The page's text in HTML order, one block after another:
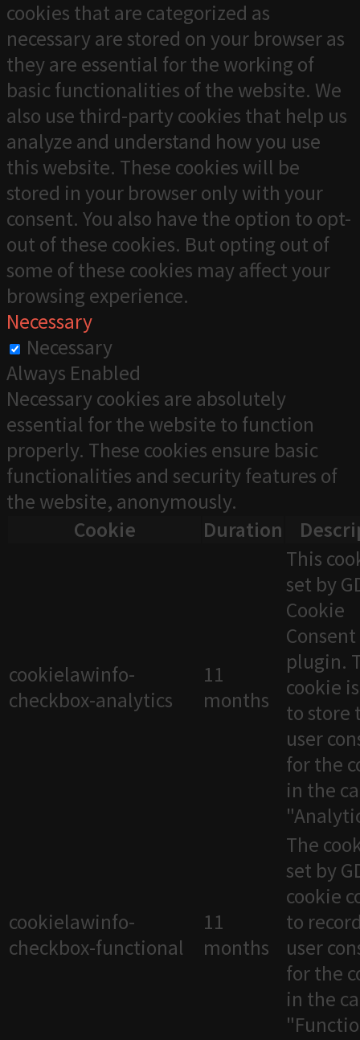
cookies that are categorized as
necessary are stored on your browser as
they are essential for the working of
basic functionalities of the website. We
also use third-party cookies that help us
analyze and understand how you use
this website. These cookies will be
stored in your browser only with your
consent. You also have the option to opt-
out of these cookies. But opting out of
some of these cookies may affect your
browsing experience.
Necessary
Necessary
Always Enabled
Necessary cookies are absolutely
essential for the website to function
properly. These cookies ensure basic
functionalities and security features of
the website, anonymously.
Cookie
Duration
cookielawinfo-
checkbox-analytics
11
months
This
set by
Cookie
Consent
plugin.
cookie
to store
user
for the
in the
cookielawinfo-
checkbox-functional
11
months
The
set by
cookie
to
user
for the
in the